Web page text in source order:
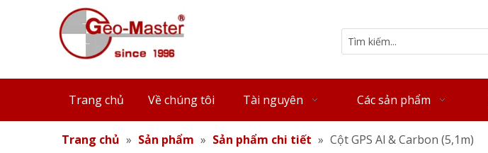
Trang chủ Về chúng tôi Tài nguyên Các sản phẩm
Trang chủ » Sản phẩm » Sản phẩm chi tiết » Cột GPS Al & Carbon (5,1m)